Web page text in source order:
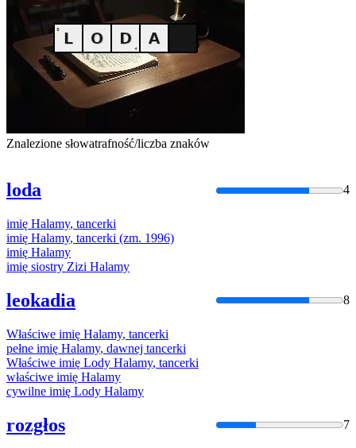
Znalezione słowatrafność/liczba znaków
loda 4
imię Halamy, tancerki
imię Halamy, tancerki (zm. 1996)
imię Halamy
imię siostry Zizi Halamy
leokadia 8
Właściwe imię Halamy, tancerki
pełne imię Halamy, dawnej tancerki
Właściwe imię Lody Halamy, tancerki
właściwe imię Halamy
cywilne imię Lody Halamy
rozgłos 7